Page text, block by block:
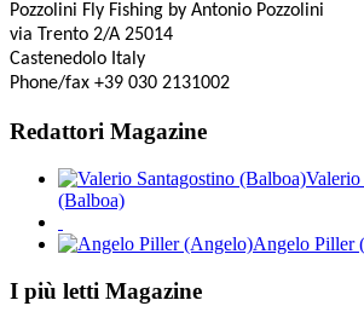
Pozzolini Fly Fishing by Antonio Pozzolini
via Trento 2/A 25014
Castenedolo Italy
Phone/fax +39 030 2131002
Redattori Magazine
Valerio
(Balboa)
Angelo Piller
I più letti Magazine